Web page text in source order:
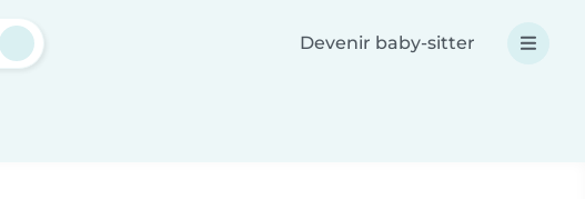
Devenir baby-sitter